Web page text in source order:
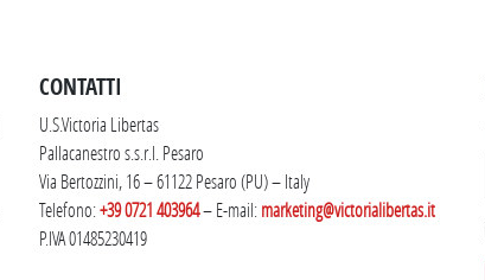
CONTATTI
U.S.Victoria Libertas
Pallacanestro s.s.r.l. Pesaro
Via Bertozzini, 16 – 61122 Pesaro (PU) – Italy
Telefono:+39 0721 403964– E-mail:marketing@victorialibertas.it
P.IVA 01485230419